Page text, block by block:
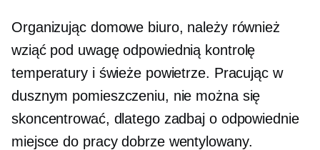
Organizując domowe biuro, należy również
wziąć pod uwagę odpowiednią kontrolę
temperatury i świeże powietrze. Pracując w
dusznym pomieszczeniu, nie można się
skoncentrować, dlatego zadbaj o odpowiednie
miejsce do pracydobrze wentylowany.